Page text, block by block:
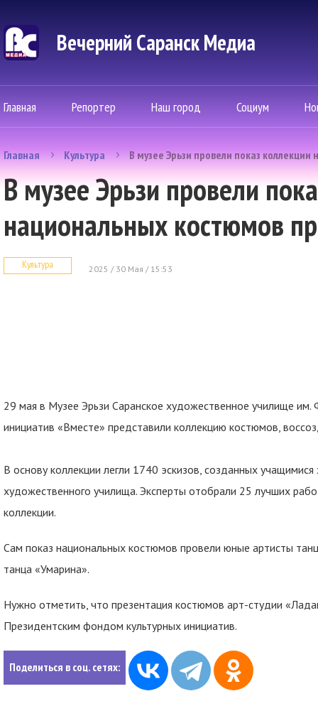
Вечерний Саранск Mедиа
Главная Репортер Наш город Социум
Главная Культура В музее Эрьзи провели показ
В музее Эрьзи провели
национальных костюмов
Культура 2025 / 30 Мая / 15:53
29 мая в Музее Эрьзи Саранское художественное училище
инициатив «Вместе» представили коллекцию костюмов,
В основу коллекции легли 1740 эскизов, созданных
художественного училища. Эксперты отобрали 25 лучших
коллекции.
Сам показ национальных костюмов провели юные артисты
танца «Умарина».
Нужно отметить, что презентация костюмов арт-студии
Президентским фондом культурных инициатив.
Поделиться в соц. сетях: